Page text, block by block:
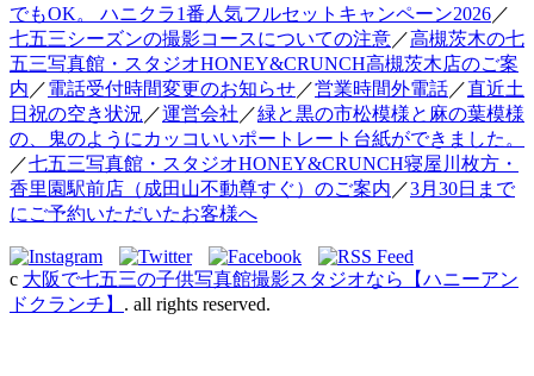
でもOK。 ハニクラ1番人気フルセットキャンペーン2026／
七五三シーズンの撮影コースについての注意／高槻茨木の七
五三写真館・スタジオHONEY&CRUNCH高槻茨木店のご案
内 ／電話受付時間変更のお知らせ／営業時間外電話／直近土
日祝の空き状況 ／運営会社 ／緑と黒の市松模様と麻の葉模様
の、鬼のようにカッコいいポートレート台紙ができました。
／七五三写真館・スタジオHONEY&CRUNCH寝屋川枚方・
香里園駅前店（成田山不動尊すぐ）のご案内 ／3月30日まで
にご予約いただいたお客様へ
c 大阪で七五三の子供写真館撮影スタジオなら【ハニーアン
ドクランチ】 . all rights reserved.